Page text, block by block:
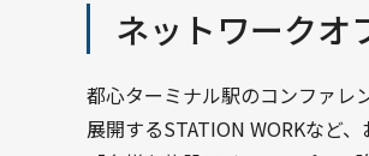
ネットワークオ
都心ターミナル駅のコンファレ
展開するSTATION WORKなど